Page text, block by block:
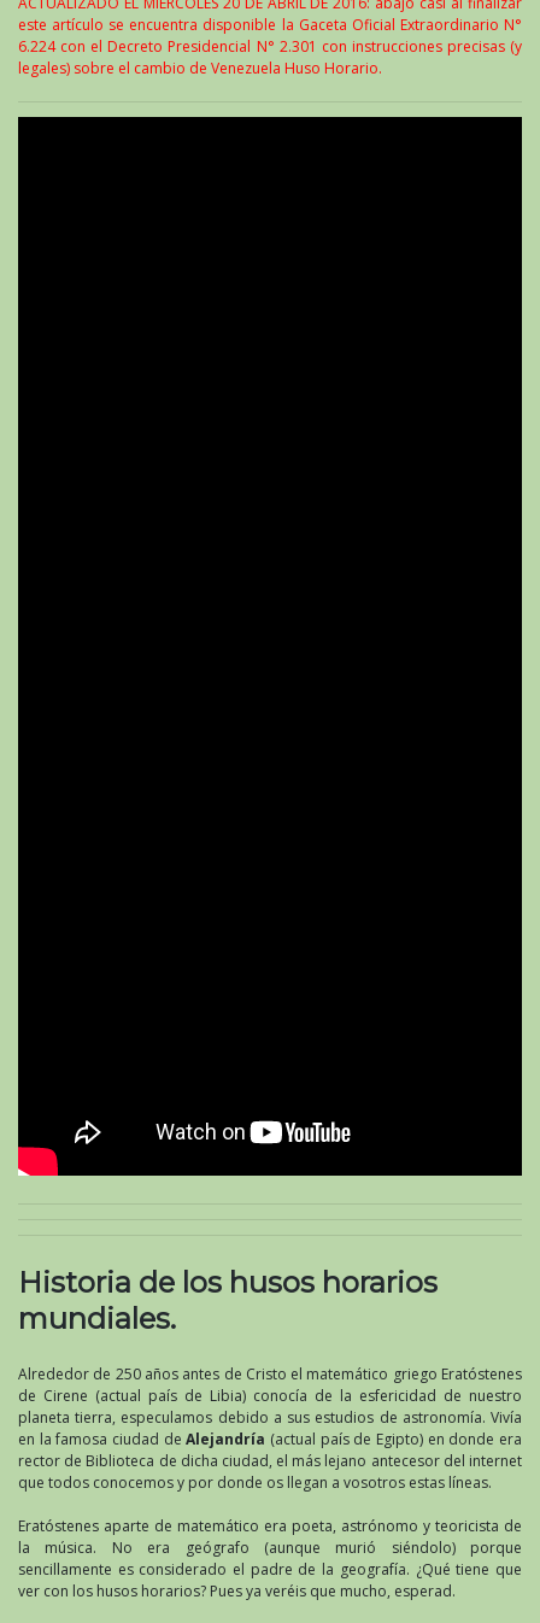
este artículo se encuentra disponible la Gaceta Oficial Extraordinario N°
6.224 con el Decreto Presidencial N° 2.301 con instrucciones precisas (y
legales) sobre el cambio de Venezuela Huso Horario.
Historia de los husos horarios
mundiales.
Alrededor de 250 años antes de Cristo el matemático griego Eratóstenes
de Cirene (actual país de Libia) conocía de la esfericidad de nuestro
planeta tierra, especulamos debido a sus estudios de astronomía. Vivía
en la famosa ciudad deAlejandría (actual país de Egipto) en donde era
rector de Biblioteca de dicha ciudad, el más lejano antecesor del internet
que todos conocemos y por donde os llegan a vosotros estas líneas.
Eratóstenes aparte de matemático era poeta, astrónomo y teoricista de
la música. No era geógrafo (aunque murió siéndolo) porque
sencillamente es considerado el padre de la geografía. ¿Qué tiene que
ver con los husos horarios? Pues ya veréis que mucho, esperad.